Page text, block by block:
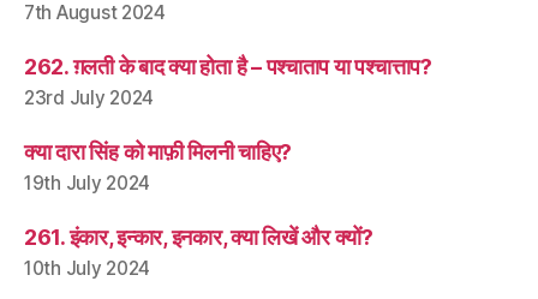
7th August 2024
262. ग़लती के बाद क्या होता है – पश्चाताप या पश्चात्ताप?
23rd July 2024
क्या दारा सिंह को माफ़ी मिलनी चाहिए?
19th July 2024
261. इंकार, इन्कार, इनकार, क्या लिखें और क्यों?
10th July 2024